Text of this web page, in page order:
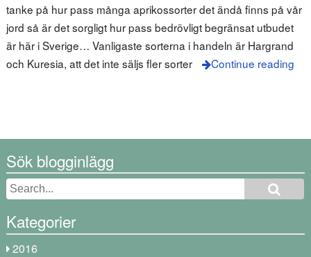
tanke på hur pass många aprikossorter det ändå finns på vår
jord så är det sorgligt hur pass bedrövligt begränsat utbudet
är här i Sverige… Vanligaste sorterna i handeln är Hargrand
och Kuresia, att det inte säljs fler sorter
Continue reading
Sök blogginlägg
Kategorier
2016